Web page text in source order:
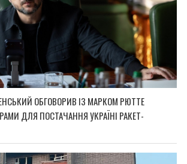
ОБГОВОРИВ ІЗ МАРКОМ РЮТТЕ
ДЛЯ ПОСТАЧАННЯ УКРАЇНІ РАКЕТ-